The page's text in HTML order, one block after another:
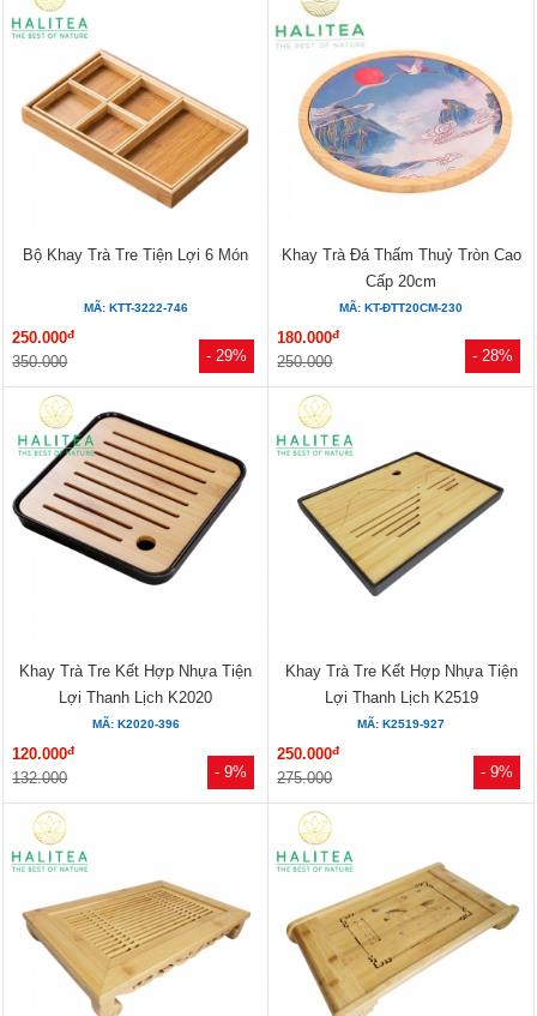
- 29%
Bộ Khay Trà Tre Tiện Lợi 6 Món
MÃ: KTT-3222-746
250.000đ
350.000 - 28%
Khay Trà Đá Thấm Thuỷ Tròn Cao
Cấp 20cm
MÃ: KT-ĐTT20CM-230
180.000đ
250.000
- 9%
Khay Trà Tre Kết Hợp Nhựa Tiện
Lợi Thanh Lịch K2020
MÃ: K2020-396
120.000đ
132.000 - 9%
Khay Trà Tre Kết Hợp Nhựa Tiện
Lợi Thanh Lịch K2519
MÃ: K2519-927
250.000đ
275.000